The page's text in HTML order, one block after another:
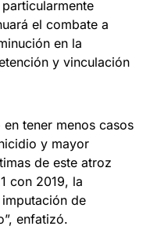
el combate a
en la
y vinculación
tener menos casos
y mayor
de este atroz
con 2019, la
de
enfatizó.